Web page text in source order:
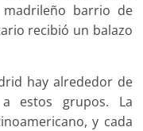
barrio de
recibió un balazo
hay alrededor de
estos grupos. La
y cada